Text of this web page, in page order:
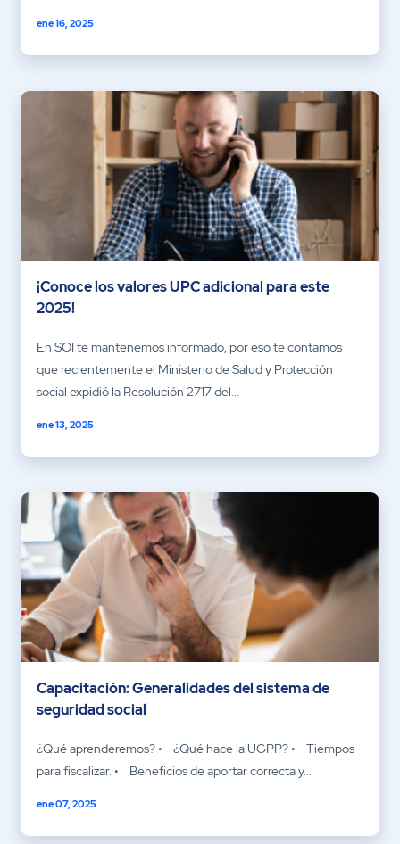
ene 16, 2025
¡Conoce los valores UPC adicional para este
2025!
En SOI te mantenemos informado, por eso te contamos
que recientemente el Ministerio de Salud y Protección
social expidió la Resolución 2717 del...
ene 13, 2025
Capacitación: Generalidades del sistema de
seguridad social
¿Qué aprenderemos? • ¿Qué hace la UGPP? • Tiempos
para fiscalizar. • Beneficios de aportar correcta y...
ene 07, 2025